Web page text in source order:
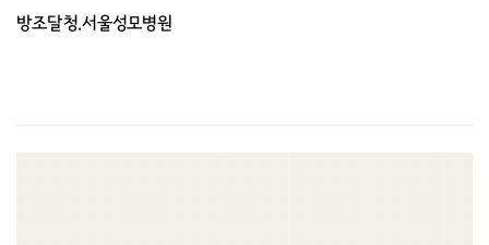
방조달청.서울성모병원